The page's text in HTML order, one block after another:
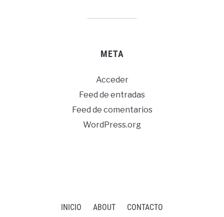
META
Acceder
Feed de entradas
Feed de comentarios
WordPress.org
INICIO ABOUT CONTACTO